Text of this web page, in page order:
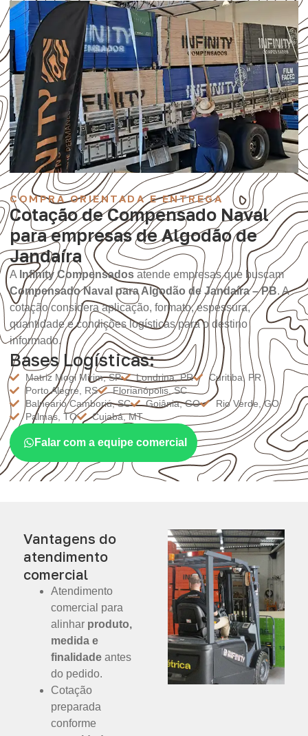
COMPRA ORIENTADA E ENTREGA
Cotação de Compensado Naval
para empresas de Algodão de
Jandaíra
A Infinity Compensados atende empresas que buscam
Compensado Naval para Algodão de Jandaíra – PB. A
cotação considera aplicação, formato, espessura,
quantidade e condições logísticas para o destino
informado.
Bases Logísticas:
Matriz Mogi Mirim, SP Londrina, PR
Curitiba, PR
Porto Alegre, RS
Florianópolis, SC
Balneário Camboriú, SC
Goiânia, GO
Rio Verde, GO
Palmas, TO
Cuiabá, MT
Falar com a equipe comercial
Vantagens do
atendimento
comercial
Atendimento
comercial para
alinhar produto,
medida e
finalidade antes
do pedido.
Cotação
preparada
conforme